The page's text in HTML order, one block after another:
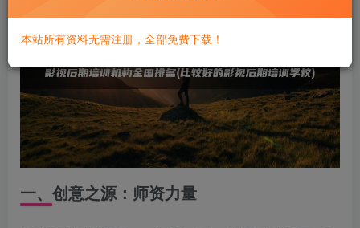
一、创意之源：师资力量
本站所有资料无需注册，全部免费下载！